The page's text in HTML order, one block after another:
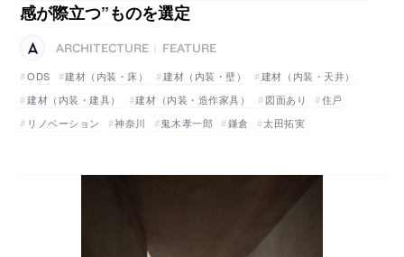
感が際立つ”ものを選定
ARCHITECTURE
FEATURE
ODS
建材（内装・床） 建材（内装・壁）
建材（内装・天井）
建材（内装・建具）
建材（内装・造作家具） 図面あり
住戸
リノベーション
神奈川 鬼木孝一郎 鎌倉 太田拓実